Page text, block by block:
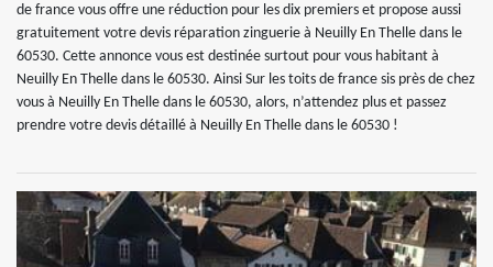
de france vous offre une réduction pour les dix premiers et propose aussi
gratuitement votre devis réparation zinguerie à Neuilly En Thelle dans le
60530. Cette annonce vous est destinée surtout pour vous habitant à
Neuilly En Thelle dans le 60530. Ainsi Sur les toits de france sis près de chez
vous à Neuilly En Thelle dans le 60530, alors, n’attendez plus et passez
prendre votre devis détaillé à Neuilly En Thelle dans le 60530 !